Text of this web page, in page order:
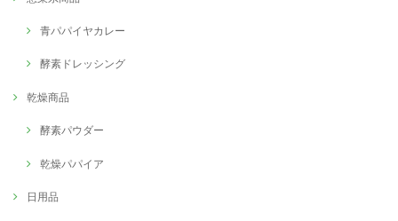
青パパイヤカレー
酵素ドレッシング
乾燥商品
酵素パウダー
乾燥パパイア
日用品